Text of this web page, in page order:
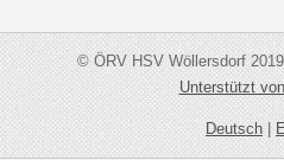
© ÖRV HSV Wöllersdorf
Unterstützt
Deutsch|